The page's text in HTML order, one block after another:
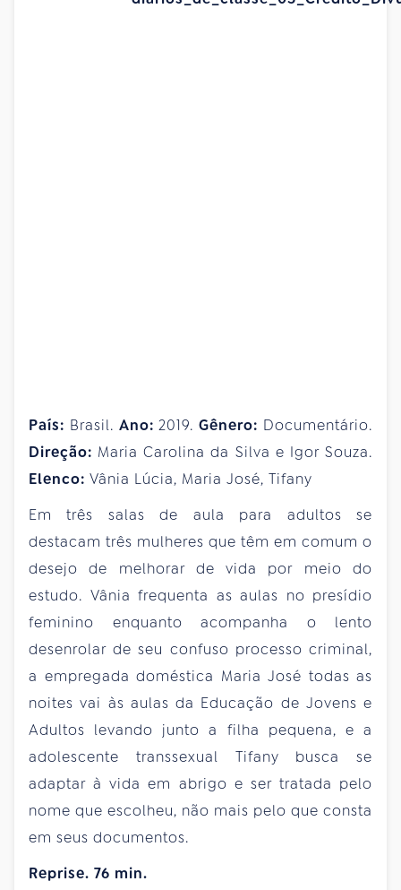
País: Brasil. Ano:2019.Gênero: Documentário.
Direção: Maria Carolina da Silva e Igor Souza.
Elenco: Vânia Lúcia, Maria José, Tifany
Em três salas de aula para adultos se
destacam três mulheres que têm em comum o
desejo de melhorar de vida por meio do
estudo. Vânia frequenta as aulas no presídio
feminino enquanto acompanha o lento
desenrolar de seu confuso processo criminal,
a empregada doméstica Maria José todas as
noites vai às aulas da Educação de Jovens e
Adultos levando junto a filha pequena, e a
adolescente transsexual Tifany busca se
adaptar à vida em abrigo e ser tratada pelo
nome que escolheu, não mais pelo que consta
em seus documentos.
Reprise. 76 min.